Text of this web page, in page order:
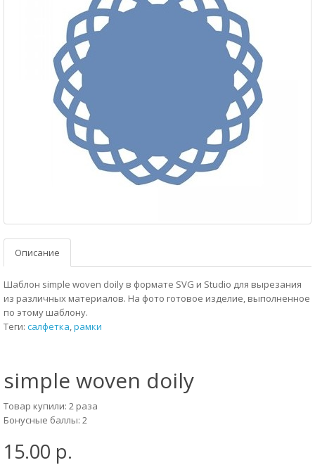
Описание
Шаблон simple woven doily в формате SVG и Studio для вырезания
из различных материалов. На фото готовое изделие, выполненное
по этому шаблону.
Теги: салфетка,рамки
simple woven doily
Товар купили: 2 раза
Бонусные баллы: 2
15.00 р.